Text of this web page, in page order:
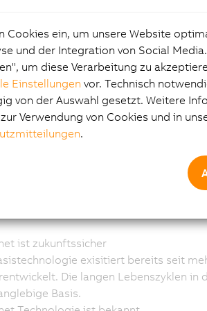
ist
für Entwicklung, Wartung und
Automatiserungsindustrie möglichst
und Netzwerktechnik zu
erreichten die weit verbreiteten
der IT Welt Kosten- und
ist zukunftssicher
exisitiert bereits seit
Die langen Lebenszyklen in
Basis.
Cookies ein, um unsere Website
und der Integration von Social
um diese Verarbeitung zu
Einstellungen vor. Technisch
von der Auswahl gesetzt. Weitere
Verwendung von Cookies und in
.